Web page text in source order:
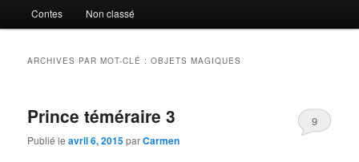
Contes Non classé
ARCHIVES PAR MOT-CLÉ :OBJETS MAGIQUES
Prince téméraire 3
Publié leavril 6, 2015parCarmen
9